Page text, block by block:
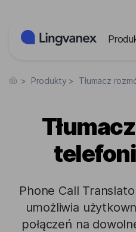
> Produkty > Tłumacz
Phone Call
umożliwia
połączeń na